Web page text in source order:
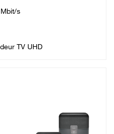
s
TV UHD
42,99 € par mois, Engagement 12 mois